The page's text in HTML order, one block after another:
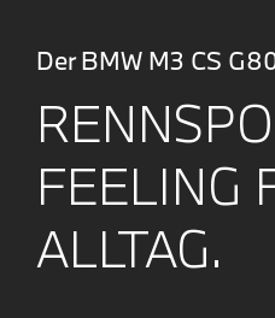
Der BMW M3 CS
FEELING
ALLTAG.